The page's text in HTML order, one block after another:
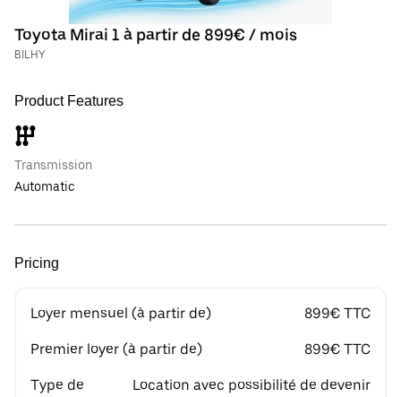
Toyota Mirai 1 à partir de 899€ / mois
BILHY
Product Features
Transmission
Automatic
Pricing
Loyer mensuel (à partir de) 899€ TTC
Premier loyer (à partir de) 899€ TTC
Type de
Location avec possibilité de devenir